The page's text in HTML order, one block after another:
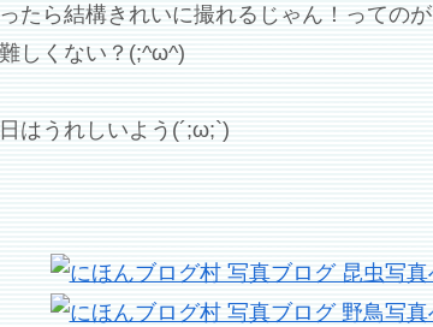
たら結構きれいに撮れるじゃん！ってのが
しくない？(;^ω^)
はうれしいよう(´;ω;`)